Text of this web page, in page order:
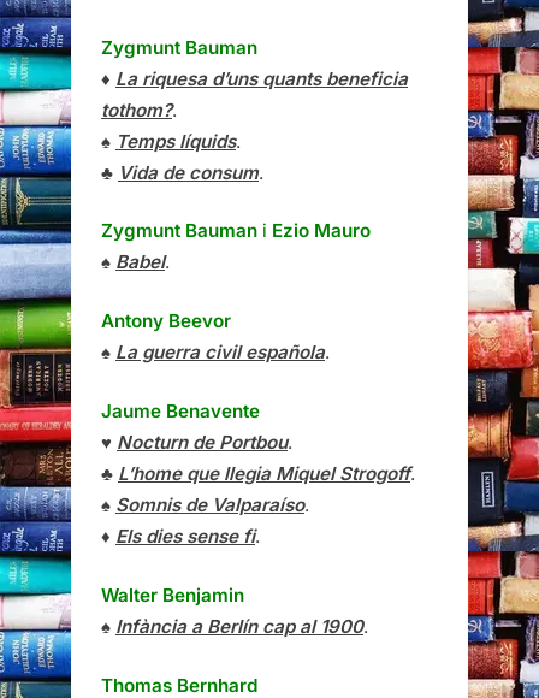
Zygmunt Bauman
♦ La riquesa d’uns quants beneficia
tothom?.
♠ Temps líquids.
♣ Vida de consum.
Zygmunt Bauman i Ezio Mauro
♠ Babel.
Antony Beevor
♠ La guerra civil española.
Jaume Benavente
♥ Nocturn de Portbou.
♣ L’home que llegia Miquel Strogoff.
♠ Somnis de Valparaíso.
♦ Els dies sense fi.
Walter Benjamin
♠ Infància a Berlín cap al 1900.
Thomas Bernhard